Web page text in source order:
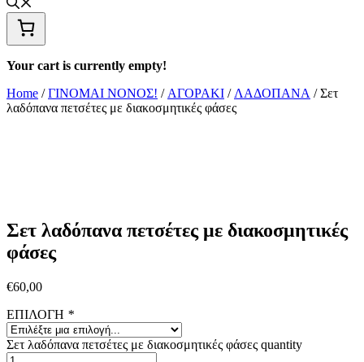
Your cart is currently empty!
Home /ΓΙΝΟΜΑΙ ΝΟΝΟΣ! / ΑΓΟΡΑΚΙ / ΛΑΔΟΠΑΝΑ / Σετ
λαδόπανα πετσέτες με διακοσμητικές φάσες
Σετ λαδόπανα πετσέτες με διακοσμητικές
φάσες
€60,00
ΕΠΙΛΟΓΗ *
Σετ λαδόπανα πετσέτες με διακοσμητικές φάσες quantity